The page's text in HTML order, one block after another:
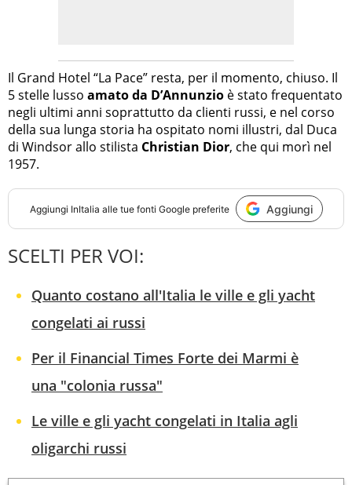
Il Grand Hotel “La Pace” resta, per il momento, chiuso. Il
5 stelle lusso amato da D’Annunzio è stato frequentato
negli ultimi anni soprattutto da clienti russi, e nel corso
della sua lunga storia ha ospitato nomi illustri, dal Duca
di Windsor allo stilista Christian Dior, che qui morì nel
1957.
Aggiungi InItalia alle tue fonti Google preferite Aggiungi
SCELTI PER VOI:
Quanto costano all'Italia le ville e gli yacht
congelati ai russi
Per il Financial Times Forte dei Marmi è
una "colonia russa"
Le ville e gli yacht congelati in Italia agli
oligarchi russi